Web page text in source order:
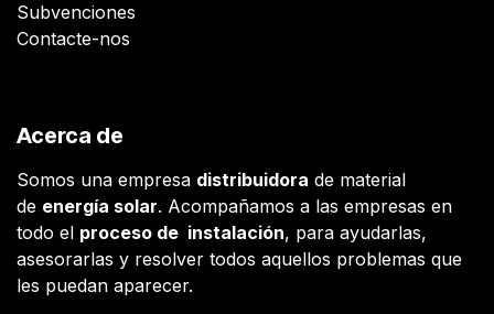
Subvenciones
Contacte-nos
Acerca de
Somos una empresa distribuidora de material
de energía solar. Acompañamos a las empresas en
todo el proceso de instalación, para ayudarlas,
asesorarlas y resolver todos aquellos problemas que
les puedan aparecer.